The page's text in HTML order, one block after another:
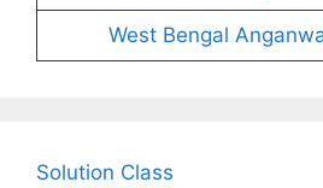
West Bengal
Solution Class